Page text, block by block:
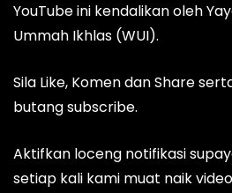
YouTube ini kendalikan oleh
Ummah Ikhlas (WUI).
Sila Like, Komen dan Share
butang subscribe.
Aktifkan loceng notifikasi
setiap kali kami muat naik